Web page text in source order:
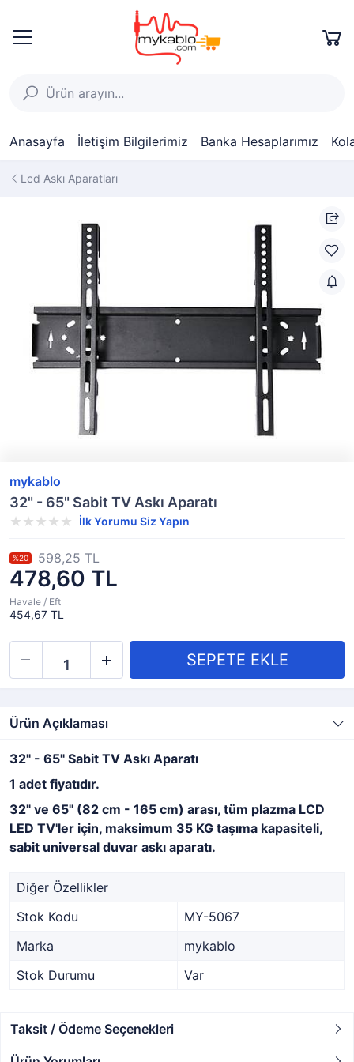
Anasayfa İletişim Bilgilerimiz Banka Hesaplarımız
Lcd Askı Aparatları
mykablo
32" - 65" Sabit TV Askı Aparatı
İlk Yorumu Siz Yapın
478,60 TL
%20 598,25 TL
Havale / Eft
454,67 TL
Ürün Açıklaması
32" - 65" Sabit TV Askı Aparatı
1 adet fiyatıdır.
32" ve 65" (82 cm - 165 cm) arası, tüm plazma LCD
LED TV'ler için, maksimum 35 KG taşıma kapasiteli,
sabit universal duvar askı aparatı.
Diğer Özellikler
Stok Kodu
MY-5067
Marka
mykablo
Stok Durumu
Var
Taksit / Ödeme Seçenekleri